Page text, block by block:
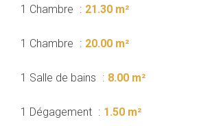
1 Chambre 21.30 m²
1 Chambre 20.00 m²
1 Salle de bains 8.00 m²
1 Dégagement 1.50 m²